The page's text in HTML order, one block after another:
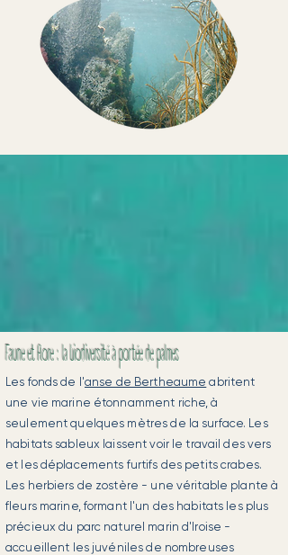
Faune et flore : la biodiversité à portée de palmes
Les fonds de l'anse de Bertheaume abritent
une vie marine étonnamment riche, à
seulement quelques mètres de la surface. Les
habitats sableux laissent voir le travail des vers
et les déplacements furtifs des petits crabes.
Les herbiers de zostère - une véritable plante à
fleurs marine, formant l'un des habitats les plus
précieux du parc naturel marin d'Iroise -
accueillent les juvéniles de nombreuses